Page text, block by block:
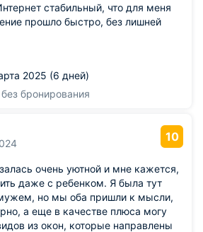
стабильный, что для меня
прошло быстро, без лишней
2025 (6 дней)
бронирования
10
очень уютной и мне кажется,
даже с ребенком. Я была тут
но мы оба пришли к мысли,
а еще в качестве плюса могу
из окон, которые направлены